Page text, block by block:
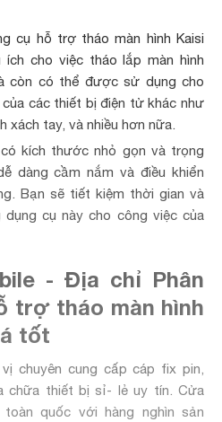
cụ hỗ trợ tháo màn hình Kaisi
ích cho việc tháo lắp màn hình
còn có thể được sử dụng cho
các thiết bị điện tử khác như
xách tay, và nhiều hơn nữa.
kích thước nhỏ gọn và trọng
dàng cầm nắm và điều khiển
Bạn sẽ tiết kiệm thời gian và
cụ này cho công việc của
- Địa chỉ Phân
trợ tháo màn hình
tốt
chuyên cung cấp cáp fix pin,
chữa thiết bị sỉ- lẻ uy tín. Cửa
toàn quốc với hàng nghìn sản